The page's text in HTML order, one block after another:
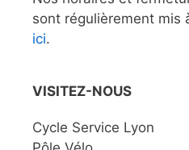
sont régulièrement mis
ici.
VISITEZ-NOUS
Cycle Service Lyon